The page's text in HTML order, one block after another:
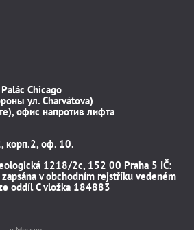
Chicago
ул. Charvátova)
офис напротив лифта
корп.2, оф. 10.
1218/2c, 152 00 Praha 5 IČ:
v obchodním rejstříku vedeném
oddíl C vložka 184883